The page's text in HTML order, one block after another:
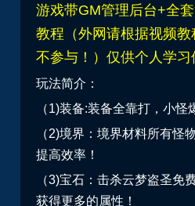
游戏带GM管理后台+全
教程（外网请根据视频
不参与！）仅供个人学习
玩法简介：
（1)装备:装备全靠打，小怪
（2)境界：境界材料所有怪
提高效率！
（3)宝石：击杀云梦盗圣免
获得更多的属性！